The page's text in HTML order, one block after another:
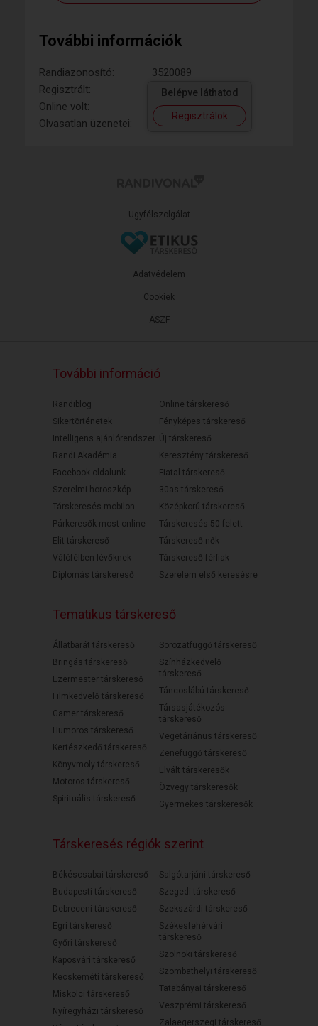
További információk
Randiazonosító:
3520089
Regisztrált:
Online volt:
Olvasatlan üzenetei:
Belépve láthatod
Regisztrálok
Ügyfélszolgálat
ÁSZF
Adatvédelem
Cookiek
További információ
Randiblog
Sikertörténetek
Intelligens ajánlórendszer
Randi Akadémia
Facebook oldalunk
Szerelmi horoszkóp
Társkeresés mobilon
Párkeresők most online
Elit társkereső
Válófélben lévőknek
Diplomás társkereső
Online társkereső
Fényképes társkereső
Új társkereső
Keresztény társkereső
Fiatal társkereső
30as társkereső
Középkorú társkereső
Társkeresés 50 felett
Társkereső nők
Társkereső férfiak
Szerelem első keresésre
Tematikus társkereső
Állatbarát társkereső
Bringás társkereső
Ezermester társkereső
Filmkedvelő társkereső
Gamer társkereső
Humoros társkereső
Kertészkedő társkereső
Könyvmoly társkereső
Motoros társkereső
Spirituális társkereső
Sorozatfüggő társkereső
Színházkedvelő
társkereső
Táncoslábú társkereső
Társasjátékozós
társkereső
Vegetáriánus társkereső
Zenefüggő társkereső
Elvált társkeresők
Özvegy társkeresők
Gyermekes társkeresők
Társkeresés régiók szerint
Békéscsabai társkereső
Budapesti társkereső
Debreceni társkereső
Egri társkereső
Győri társkereső
Kaposvári társkereső
Kecskeméti társkereső
Miskolci társkereső
Nyíregyházi társkereső
Salgótarjáni társkereső
Szegedi társkereső
Szekszárdi társkereső
Székesfehérvári
társkereső
Szolnoki társkereső
Szombathelyi társkereső
Tatabányai társkereső
Veszprémi társkereső
Zalaegerszegi társkereső